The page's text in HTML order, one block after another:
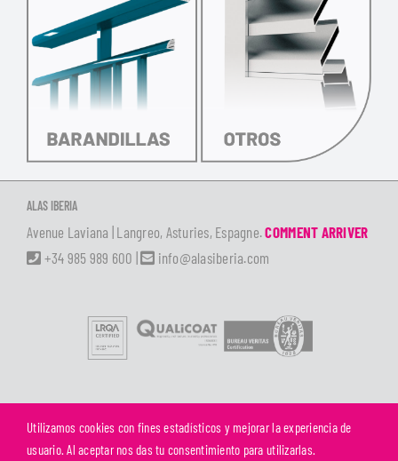
ALAS IBERIA
Avenue Laviana | Langreo, Asturies, Espagne.COMMENT ARRIVER
+34 985 989 600
info@alasiberia.com
©ALAS IBERIA S.L.U. | Todos los derechos reservados |Aviso Legal|Política de
Privacidad|Política de Cookies
Utilizamos cookies con fines estadísticos y mejorar la experiencia de
usuario. Al aceptar nos das tu consentimiento para utilizarlas.